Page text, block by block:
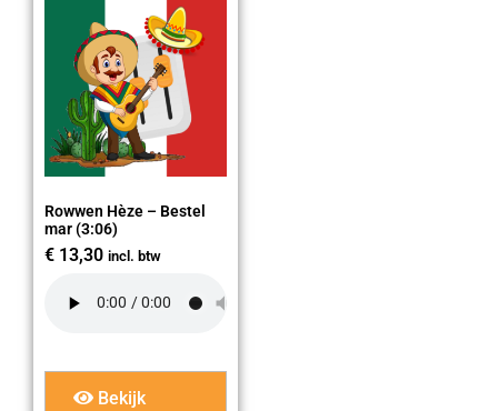
Rowwen Hèze – Bestel
mar (3:06)
€ 13,30 incl. btw
Bekijk